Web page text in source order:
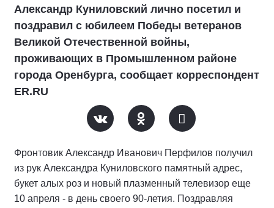
Александр Куниловский лично посетил и
поздравил с юбилеем Победы ветеранов
Великой Отечественной войны,
проживающих в Промышленном районе
города Оренбурга, сообщает корреспондент
ER.RU
Фронтовик Александр Иванович Перфилов получил
из рук Александра Куниловского памятный адрес,
букет алых роз и новый плазменный телевизор еще
10 апреля - в день своего 90-летия. Поздравляя